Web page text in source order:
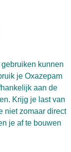
kunnen
je Oxazepam
aan de
Krijg je last van
niet zomaar direct
je af te bouwen